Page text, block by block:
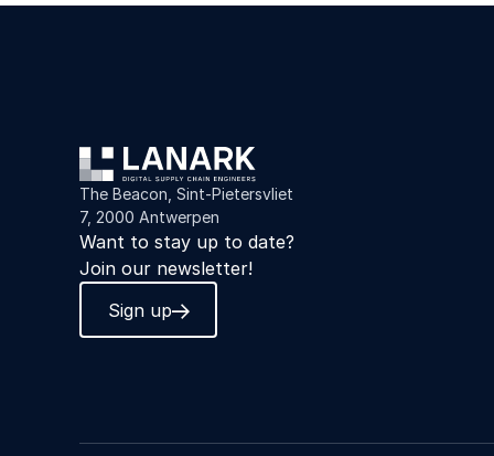
The Beacon, Sint-Pietersvliet
7, 2000 Antwerpen
Want to stay up to date?
Join our newsletter!
Sign up